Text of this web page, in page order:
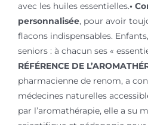
avec les huiles essentielles.•
personnalisée, pour avoir
flacons indispensables.
seniors : à chacun ses «
RÉFÉRENCE DE
pharmacienne de renom, a
médecines naturelles
par l’aromathérapie, elle a su